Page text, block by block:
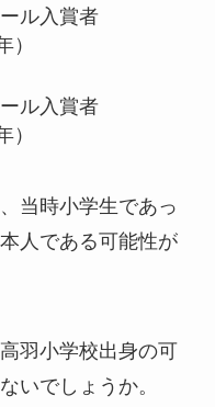
ル入賞者
）
ル入賞者
）
当時小学生であっ
人である可能性が
高羽小学校出身の可
いでしょうか。